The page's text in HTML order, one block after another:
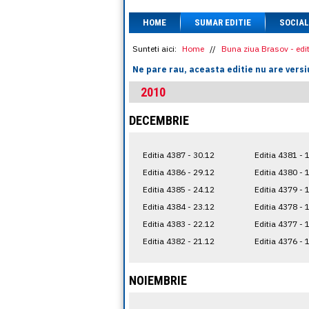
HOME SUMAR EDITIE SOCIAL
Sunteti aici: Home // Buna ziua Brasov -
Ne pare rau, aceasta editie nu are
2010
DECEMBRIE
Editia 4387 - 30.12
Editia 4386 - 29.12
Editia 4385 - 24.12
Editia 4384 - 23.12
Editia 4383 - 22.12
Editia 4382 - 21.12
Editia 4381 -
Editia 4380 -
Editia 4379 -
Editia 4378 -
Editia 4377 -
Editia 4376 -
NOIEMBRIE